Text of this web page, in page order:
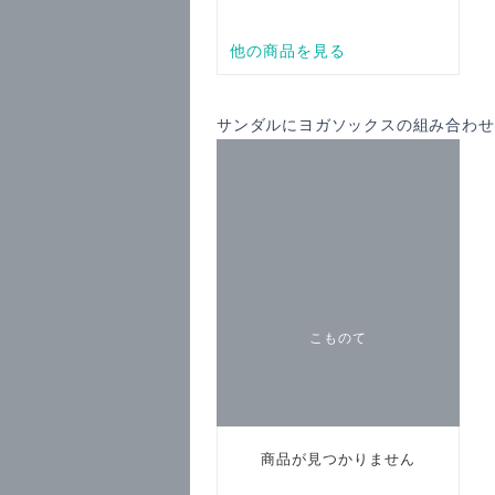
サンダルにヨガソックスの組み合わ